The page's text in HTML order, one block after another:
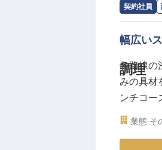
ーー【ス
る「要」
若手スタ
多様なバ
なたのマ
※2026年
契約社員
調理
求人情報：
幅広い
各路線の
みの具材
ンチコー
だわりの
ホテル
業態 そ